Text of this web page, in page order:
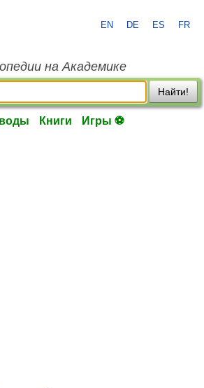
EN DE ES FR
на Академике
Найти!
Книги Игры ⚽